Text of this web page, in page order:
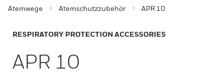
Atemwege
Atemschutzzubehör APR 10
RESPIRATORY PROTECTION ACCESSORIES
APR 10